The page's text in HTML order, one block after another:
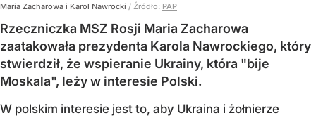
Maria Zacharowa i Karol Nawrocki / Źródło: PAP
Rzeczniczka MSZ Rosji Maria Zacharowa
zaatakowała prezydenta Karola Nawrockiego, który
stwierdził, że wspieranie Ukrainy, która "bije
Moskala", leży w interesie Polski.
W polskim interesie jest to, aby Ukraina i żołnierze